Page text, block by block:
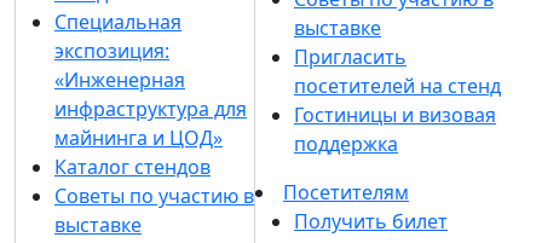
Специальная
экспозиция:
«Инженерная
инфраструктура для
майнинга и ЦОД»
Каталог стендов
Советы по участию в
выставке
выставке
Пригласить
посетителей на стенд
Гостиницы и визовая
поддержка
Посетителям
Получить билет